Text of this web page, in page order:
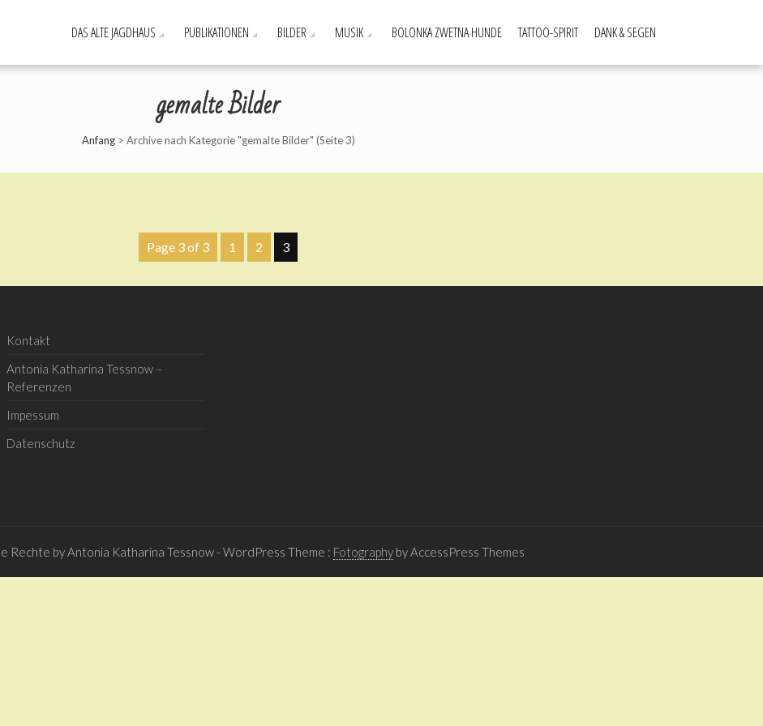
DAS ALTE JAGDHAUS PUBLIKATIONEN BILDER MUSIK BOLONKA ZWETNA HUNDE TATTOO-SPIRIT DANK & SEGEN
gemalte Bilder
Anfang> Archive nach Kategorie "gemalte Bilder" (Seite 3)
Page 3 of 3 1 2 3
Kontakt
Antonia Katharina Tessnow –
Referenzen
Impessum
Datenschutz
Rechte by Antonia Katharina Tessnow- WordPress Theme : Fotographyby AccessPress Themes